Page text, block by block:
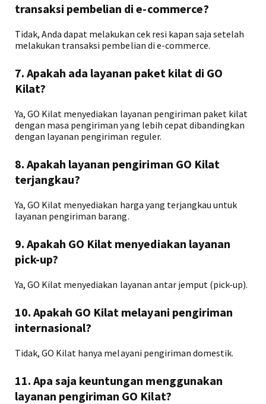
transaksi pembelian di e-commerce?
Tidak, Anda dapat melakukan cek resi kapan saja setelah
melakukan transaksi pembelian di e-commerce.
7. Apakah ada layanan paket kilat di GO
Kilat?
Ya, GO Kilat menyediakan layanan pengiriman paket kilat
dengan masa pengiriman yang lebih cepat dibandingkan
dengan layanan pengiriman reguler.
8. Apakah layanan pengiriman GO Kilat
terjangkau?
Ya, GO Kilat menyediakan harga yang terjangkau untuk
layanan pengiriman barang.
9. Apakah GO Kilat menyediakan layanan
pick-up?
Ya, GO Kilat menyediakan layanan antar jemput (pick-up).
10. Apakah GO Kilat melayani pengiriman
internasional?
Tidak, GO Kilat hanya melayani pengiriman domestik.
11. Apa saja keuntungan menggunakan
layanan pengiriman GO Kilat?